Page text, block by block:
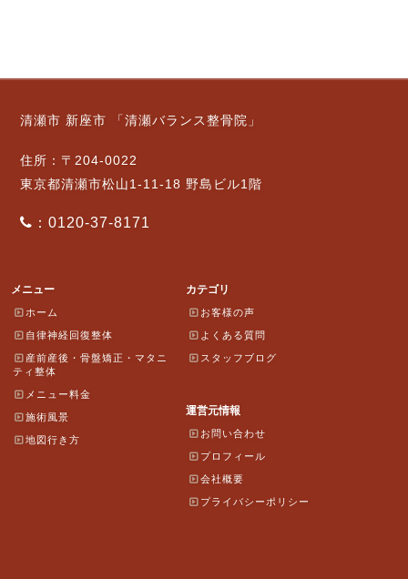
清瀬市 新座市 「清瀬バランス整骨院」
住所：〒204-0022
東京都清瀬市松山1-11-18 野島ビル1階
：0120-37-8171
メニュー
ホーム
自律神経回復整体
産前産後・骨盤矯正・マタニ
ティ整体
メニュー料金
施術風景
地図行き方
カテゴリ
お客様の声
よくある質問
スタッフブログ
運営元情報
お問い合わせ
プロフィール
会社概要
プライバシーポリシー